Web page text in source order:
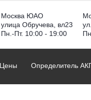
Москва ЮАО
улица Обручева, вл23
Пн.-Пт. 10:00 - 19:00
Цены Определитель